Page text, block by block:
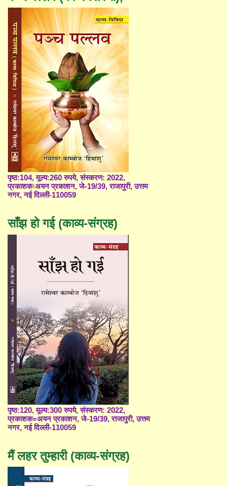
पृष्ठ:104, मूल्य:260 रुपये, संस्करण: 2022,
प्रकाशकःअयन प्रकाशन, जे-19/39, राजापुरी, उत्तम
नगर, नई दिल्ली-110059
साँझ हो गई (काव्य-संग्रह)
पृष्ठ:120, मूल्य:300 रुपये, संस्करण: 2022,
प्रकाशक=अयन प्रकाशन, जे-19/39, राजापुरी, उत्तम
नगर, नई दिल्ली-110059
मैं लहर तुम्हारी (काव्य-संग्रह)